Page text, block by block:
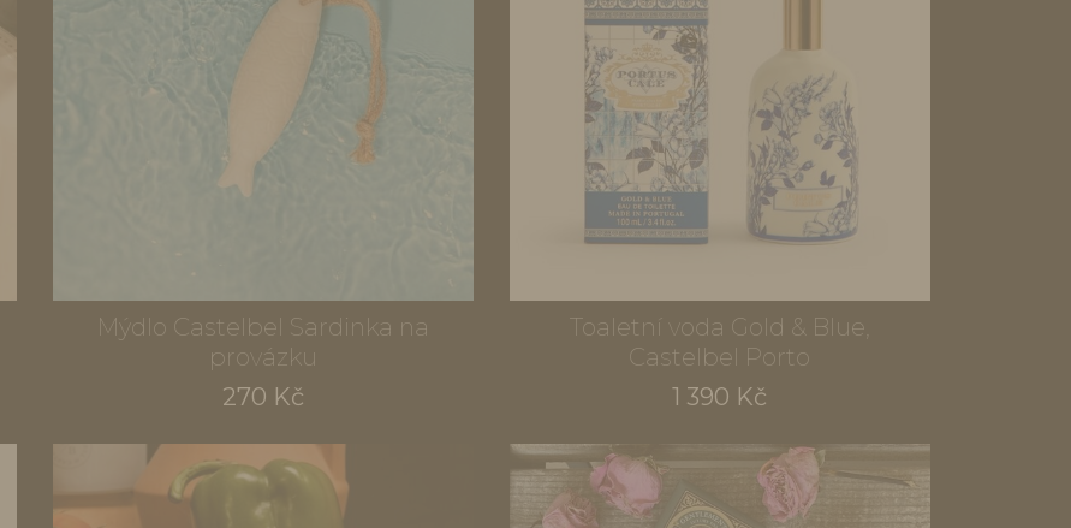
Mýdlo Castelbel Sardinka na
provázku
270 Kč
Toaletní voda Gold & Blue,
Castelbel Porto
1 390 Kč